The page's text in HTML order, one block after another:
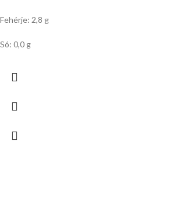
Fehérje: 2,8 g
Só: 0,0 g